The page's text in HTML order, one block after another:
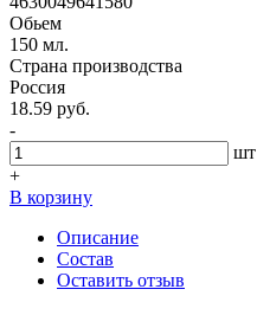
Обьем
150 мл.
Страна производства
Россия
18.59 руб.
-
шт
+
В корзину
Описание
Состав
Оставить отзыв